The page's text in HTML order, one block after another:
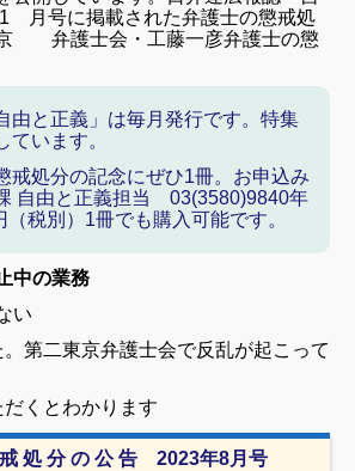
月号に掲載された弁護士の懲戒処
弁護士会・工藤一彦弁護士の懲
由と正義」は毎月発行です。特集
ています。
戒処分の記念にぜひ1冊。お申込み
自由と正義担当 03(3580)9840年
税別）1冊でも購入可能です。
中の業務
い
第二東京弁護士会で反乱が起こって
くとわかります
処 分 の 公 告 2023年8月号